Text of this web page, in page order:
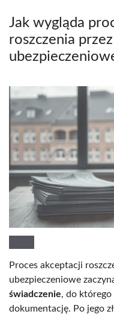
Jak wygląda
roszczenia
Proces akceptacji
ubezpieczeniowe
świadczenie, do którego
dokumentację. Po jego